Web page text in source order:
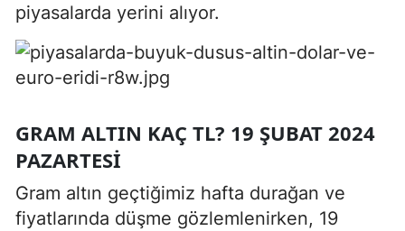
piyasalarda yerini alıyor.
GRAM ALTIN KAÇ TL? 19 ŞUBAT 2024
PAZARTESI
Gram altın geçtiğimiz hafta durağan ve
fiyatlarında düşme gözlemlenirken, 19